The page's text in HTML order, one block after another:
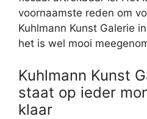
voornaamste reden om
Kuhlmann Kunst Galerie
het is wel mooi
Kuhlmann Kunst
staat op ieder
klaar